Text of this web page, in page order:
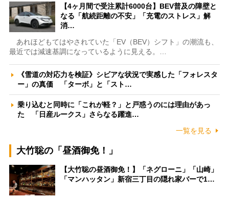
【4ヶ月間で受注累計6000台】BEV普及の障壁と
なる「航続距離の不安」「充電のストレス」解
消…
あれほどもてはやされていた「EV（BEV）シフト」の潮流も、
最近では減速基調になっているように見える。…
《雪道の対応力を検証》シビアな状況で実感した「フォレスタ
ー」の真価 「ターボ」と「スト…
乗り込むと同時に「これが軽？」と戸惑うのには理由があっ
た 「日産ルークス」さらなる躍進…
一覧を見る
大竹聡の「昼酒御免！」
【大竹聡の昼酒御免！】「ネグローニ」「山崎」
「マンハッタン」新宿三丁目の隠れ家バーで1…